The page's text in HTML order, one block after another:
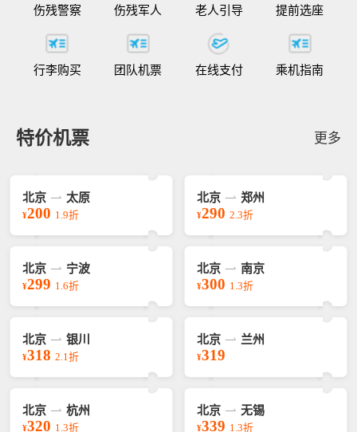
伤残警察 伤残军人 老人引导 提前选座
行李购买 团队机票 在线支付 乘机指南
特价机票 更多
北京 太原
¥200 1.9折
北京 郑州
¥290 2.3折
北京 宁波
¥299 1.6折
北京 南京
¥300 1.3折
北京 银川
¥318 2.1折
北京 兰州
¥319
北京 杭州
¥320 1.3折
北京 无锡
¥339 1.3折